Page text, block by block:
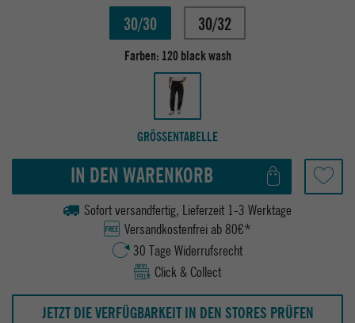
30/30 30/32
Farben: 120 black wash
GRÖSSENTABELLE
IN DEN WARENKORB
Sofort versandfertig, Lieferzeit 1-3 Werktage
Versandkostenfrei ab 80€*
30 Tage Widerrufsrecht
Click & Collect
JETZT DIE VERFÜGBARKEIT IN DEN STORES PRÜFEN